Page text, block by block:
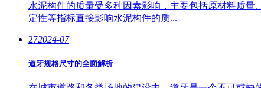
水泥构件的质量受多种因素影响，主要包括原材料质
定性等指标直接影响水泥构件的质...
272024-07
道牙规格尺寸的全面解析